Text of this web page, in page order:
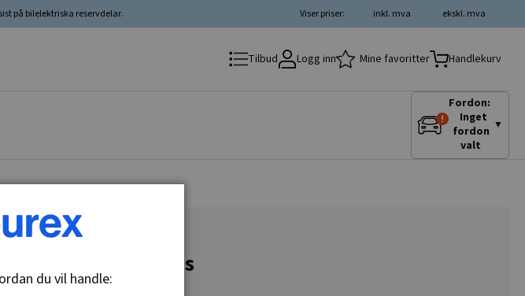
på bilelektriska reservdelar. ekskl. mva
inkl. mva
Viser priser:
Tilbud Logg inn Mine favoritter Handlekurv
Fordon:
Inget
fordon
valt
▼
Mercedes
du vil handle: